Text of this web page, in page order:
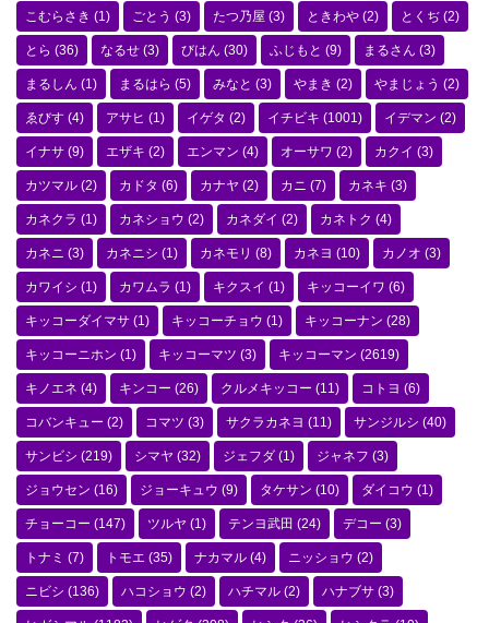
こむらさき (1) ごとう (3) たつ乃屋 (3) ときわや (2) とくぢ (2)
とら (36) なるせ (3) びはん (30) ふじもと (9) まるさん (3)
まるしん (1) まるはら (5) みなと (3) やまき (2) やまじょう (2)
ゑびす (4) アサヒ (1) イゲタ (2) イチビキ (1001) イデマン (2)
イナサ (9) エザキ (2) エンマン (4) オーサワ (2) カクイ (3)
カツマル (2) カドタ (6) カナヤ (2) カニ (7) カネキ (3)
カネクラ (1) カネショウ (2) カネダイ (2) カネトク (4)
カネニ (3) カネニシ (1) カネモリ (8) カネヨ (10) カノオ (3)
カワイシ (1) カワムラ (1) キクスイ (1) キッコーイワ (6)
キッコーダイマサ (1) キッコーチョウ (1) キッコーナン (28)
キッコーニホン (1) キッコーマツ (3) キッコーマン (2619)
キノエネ (4) キンコー (26) クルメキッコー (11) コトヨ (6)
コバンキュー (2) コマツ (3) サクラカネヨ (11) サンジルシ (40)
サンビシ (219) シマヤ (32) ジェフダ (1) ジャネフ (3)
ジョウセン (16) ジョーキュウ (9) タケサン (10) ダイコウ (1)
チョーコー (147) ツルヤ (1) テンヨ武田 (24) デコー (3)
トナミ (7) トモエ (35) ナカマル (4) ニッショウ (2)
ニビシ (136) ハコショウ (2) ハチマル (2) ハナブサ (3)